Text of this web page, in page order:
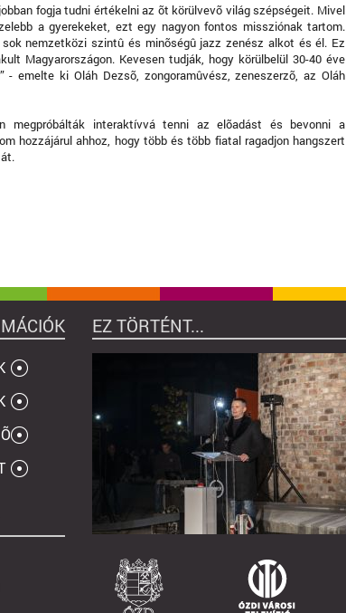
fogja tudni értékelni az õt körülvevõ világ szépségeit. Mivel
a gyerekeket, ezt egy nagyon fontos missziónak tartom.
nemzetközi szintû és minõségû jazz zenész alkot és él. Ez
Magyarországon. Kevesen tudják, hogy körülbelül 30-40 éve
- emelte ki Oláh Dezsõ, zongoramûvész, zeneszerzõ, az Oláh
megpróbálták interaktívvá tenni az elõadást és bevonni a
hozzájárul ahhoz, hogy több és több fiatal ragadjon hangszert
EZ TÖRTÉNT...